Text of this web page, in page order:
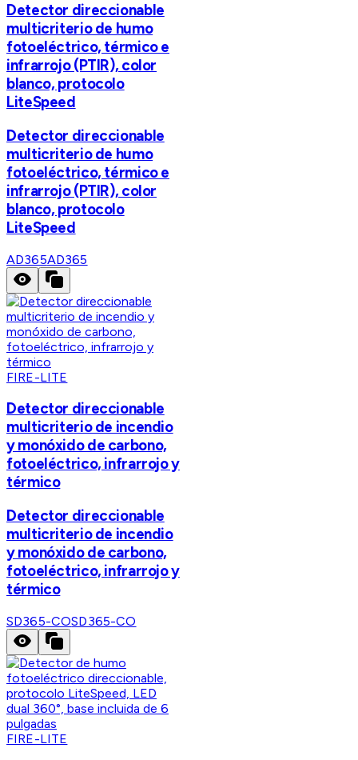
Detector direccionable
multicriterio de humo
fotoeléctrico, térmico e
infrarrojo (PTIR), color
blanco, protocolo
LiteSpeed
Detector direccionable
multicriterio de humo
fotoeléctrico, térmico e
infrarrojo (PTIR), color
blanco, protocolo
LiteSpeed
AD365AD365
FIRE-LITE
Detector direccionable
multicriterio de incendio
y monóxido de carbono,
fotoeléctrico, infrarrojo y
térmico
Detector direccionable
multicriterio de incendio
y monóxido de carbono,
fotoeléctrico, infrarrojo y
térmico
SD365-COSD365-CO
FIRE-LITE